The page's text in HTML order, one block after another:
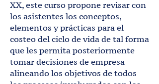
XX, este curso propone revisar con
los asistentes los conceptos,
elementos y prácticas para el
costeo del ciclo de vida de tal forma
que les permita posteriormente
tomar decisiones de empresa
alineando los objetivos de todos